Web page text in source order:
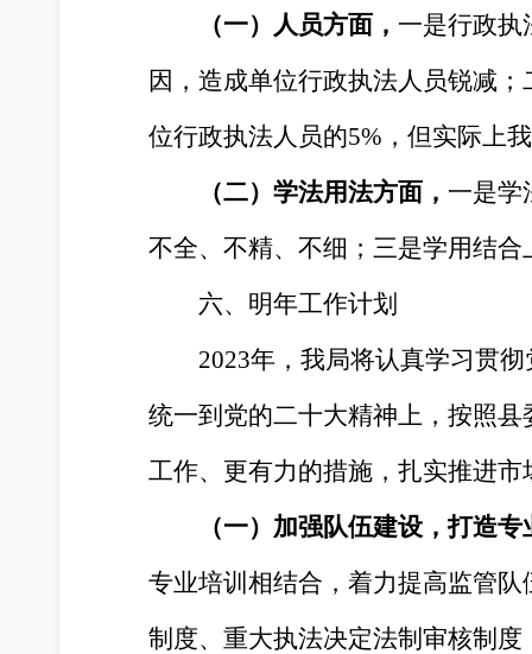
（一）人员方面， 一是行政执
因，造成单位行政执法人员锐减
位行政执法人员的5%，但实际上
（二）学法用法方面， 一是学
不全、不精、不细；三是学用结
六、明年工作计划
2023年，我局将认真学习贯
统一到党的二十大精神上，按照
工作、更有力的措施，扎实推进
（一） 加强队伍建设，打造专
专业培训相结合，着力提高监管
制度、重大执法决定法制审核制